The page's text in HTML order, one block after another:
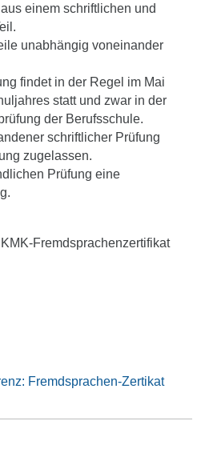
einem schriftlichen und
unabhängig voneinander
findet in der Regel im Mai
statt und zwar in der
der Berufsschule.
schriftlicher Prüfung
zugelassen.
Prüfung eine
Fremdsprachenzertifikat
Fremdsprachen-Zertikat